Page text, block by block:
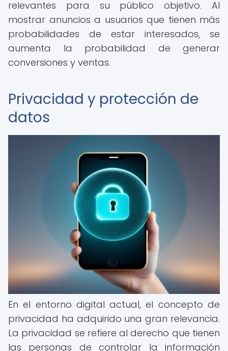
relevantes para su público objetivo. Al
mostrar anuncios a usuarios que tienen más
probabilidades de estar interesados, se
aumenta la probabilidad de generar
conversiones y ventas.
Privacidad y protección de
datos
En el entorno digital actual, el concepto de
privacidad ha adquirido una gran relevancia.
La privacidad se refiere al derecho que tienen
las personas de controlar la información